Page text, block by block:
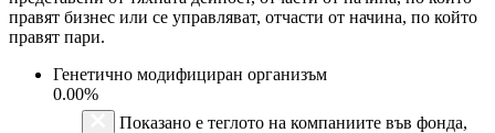
правят бизнес или се управляват, отчасти от начина, по който
правят пари.
Генетично модифициран организъм
0.00%
Показано е теглото на компаниите във фонда,